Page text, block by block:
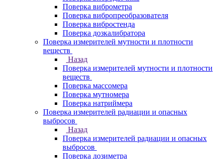
Поверка виброметра
Поверка вибропреобразователя
Поверка вибростенда
Поверка дозкалибратора
Поверка измерителей мутности и плотности
веществ
Назад
Поверка измерителей мутности и плотности
веществ
Поверка массомера
Поверка мутномера
Поверка натриймера
Поверка измерителей радиации и опасных
выбросов
Назад
Поверка измерителей радиации и опасных
выбросов
Поверка дозиметра